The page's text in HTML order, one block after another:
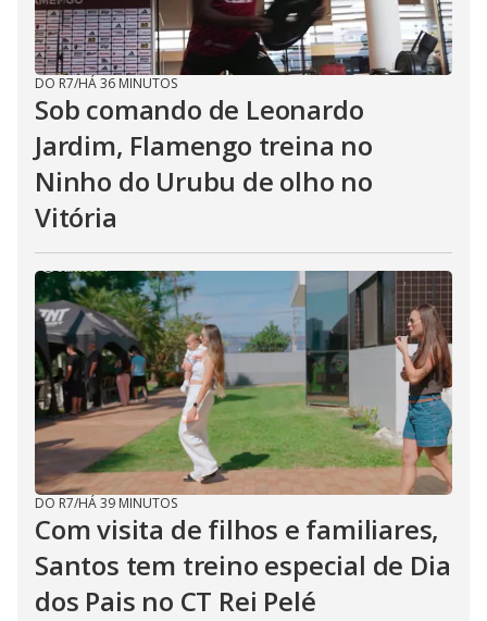
DO R7/HÁ 36 MINUTOS
Sob comando de Leonardo
Jardim, Flamengo treina no
Ninho do Urubu de olho no
Vitória
DO R7/HÁ 39 MINUTOS
Com visita de filhos e familiares,
Santos tem treino especial de Dia
dos Pais no CT Rei Pelé